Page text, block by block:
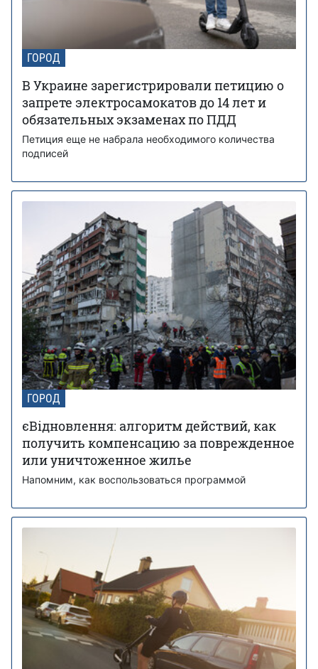
ГОРОД
В Украине зарегистрировали петицию о
запрете электросамокатов до 14 лет и
обязательных экзаменах по ПДД
Петиция еще не набрала необходимого количества
подписей
ГОРОД
єВідновлення: алгоритм действий, как
получить компенсацию за поврежденное
или уничтоженное жилье
Напомним, как воспользоваться программой